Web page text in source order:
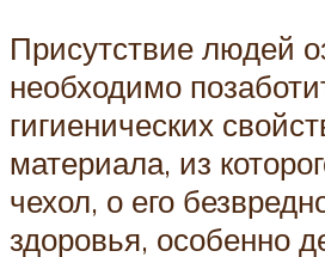
Присутствие людей
необходимо
гигиенических
материала, из
чехол, о его
здоровья, особенно